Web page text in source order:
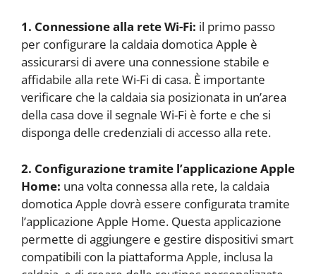
1. Connessione alla rete Wi-Fi: il primo passo
per configurare la caldaia domotica Apple è
assicurarsi di avere una connessione stabile e
affidabile alla rete Wi-Fi di casa. È importante
verificare che la caldaia sia posizionata in un’area
della casa dove il segnale Wi-Fi è forte e che si
disponga delle credenziali di accesso alla rete.
2. Configurazione tramite l’applicazione Apple
Home: una volta connessa alla rete, la caldaia
domotica Apple dovrà essere configurata tramite
l’applicazione Apple Home. Questa applicazione
permette di aggiungere e gestire dispositivi smart
compatibili con la piattaforma Apple, inclusa la